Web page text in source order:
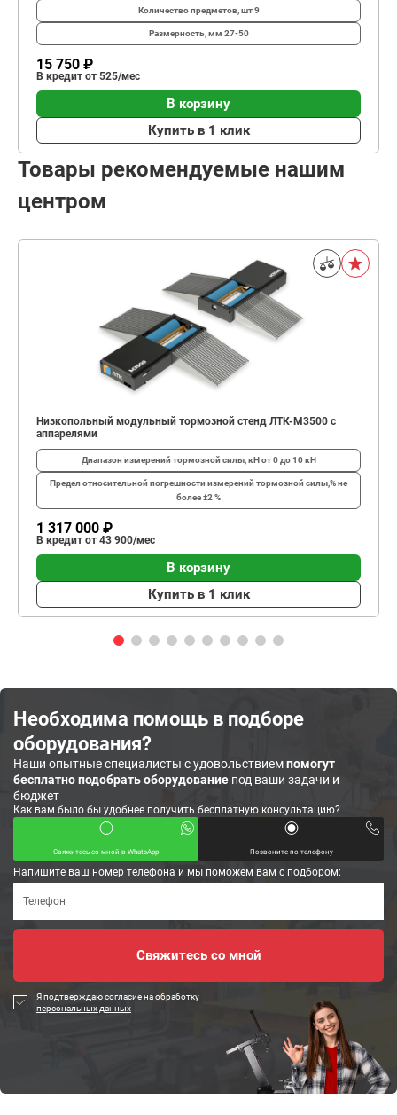
Количество предметов, шт9
Размерность, мм 27-50
15 750 ₽
В кредит от 525/мес
В корзину
Купить в 1 клик
Товары рекомендуемые нашим
центром
Низкопольный модульный тормозной стенд ЛТК-М3500 с
аппарелями
Диапазон измерений тормозной силы, кНот 0 до 10 кН
Предел относительной погрешности измерений тормозной силы,%не
более ±2 %
1 317 000 ₽
В кредит от 43 900/мес
В корзину
Купить в 1 клик
Необходима помощь в подборе
оборудования?
Наши опытные специалисты с удовольствиемпомогут
бесплатно подобрать оборудование под ваши задачи и
бюджет
Как вам было бы удобнее получить бесплатную консультацию?
Свяжитесь со мной в WhatsApp Позвоните по телефону
Напишите ваш номер телефона и мы поможем вам с подбором:
Я подтверждаю согласие на обработку
персональных данных